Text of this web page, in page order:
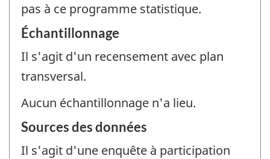
pas à ce programme statistique.
Échantillonnage
Il s'agit d'un recensement avec plan
transversal.
Aucun échantillonnage n'a lieu.
Sources des données
Il s'agit d'une enquête à participation